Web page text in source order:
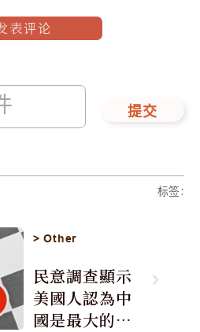
表评论
提交
标签:
>Other
民意調查顯示
美國人認為中
國是最大的敵